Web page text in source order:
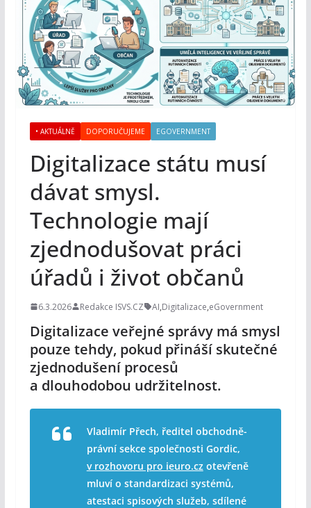
• AKTUÁLNĚ DOPORUČUJEME EGOVERNMENT
Digitalizace státu musí
dávat smysl.
Technologie mají
zjednodušovat práci
úřadů i život občanů
6.3.2026 Redakce ISVS.CZ AI,Digitalizace,eGovernment
Digitalizace veřejné správy má smysl
pouze tehdy, pokud přináší skutečné
zjednodušení procesů
a dlouhodobou udržitelnost.
Vladimír Přech, ředitel obchodně-
právní sekce společnosti Gordic,
v rozhovoru pro ieuro.czotevřeně
mluví o standardizaci systémů,
atestaci spisových služeb, sdílené